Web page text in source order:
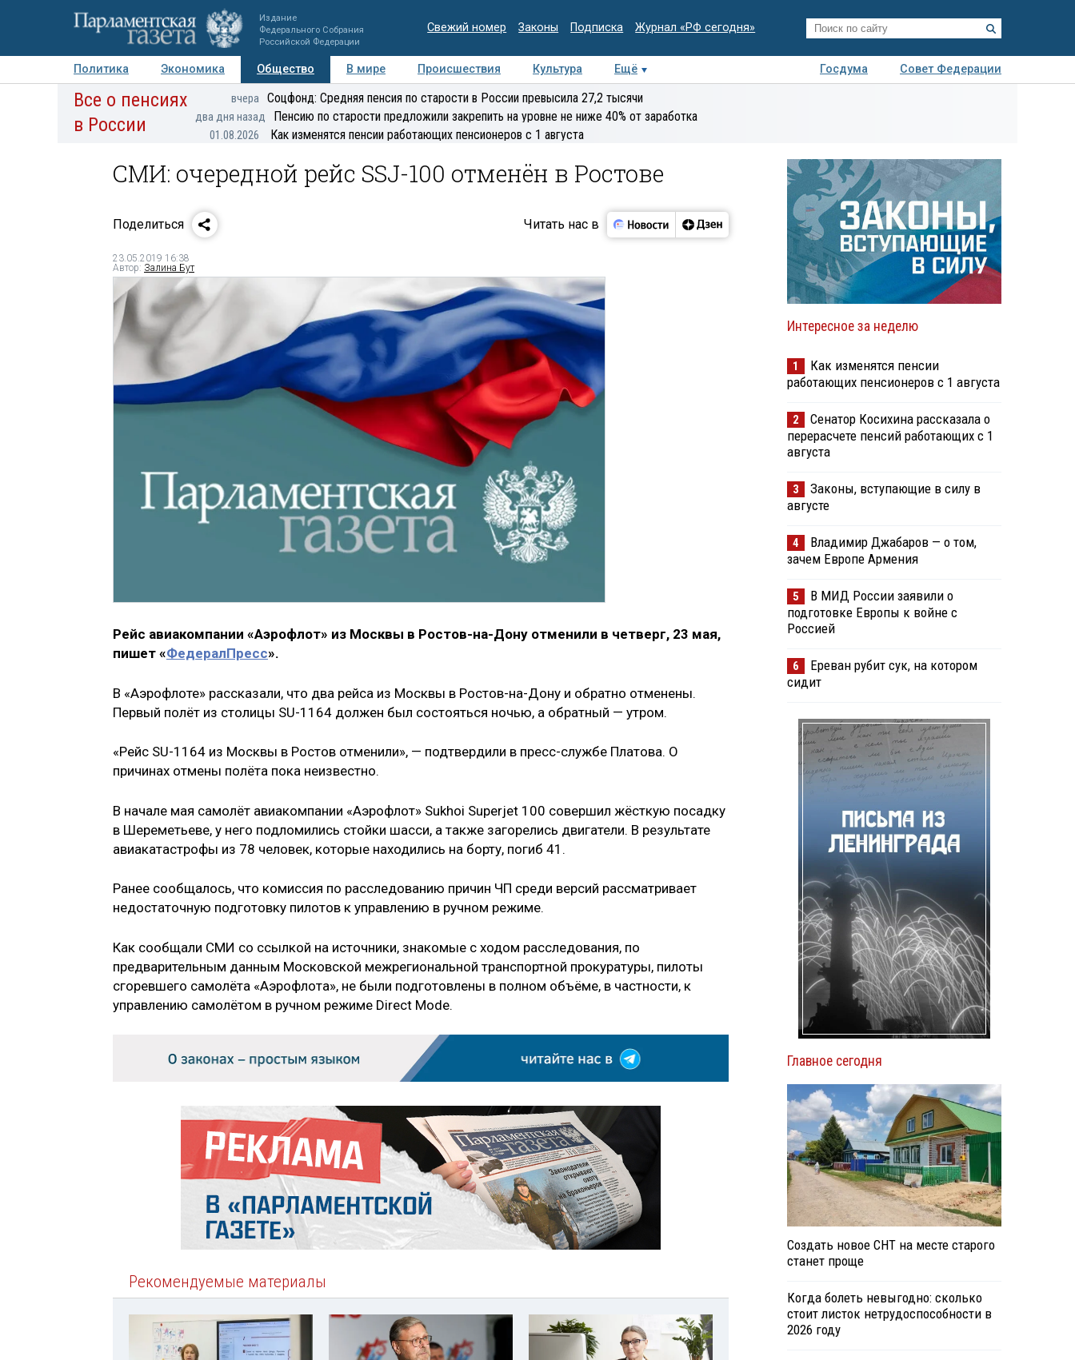
Издание
Федерального Собрания
Российской Федерации
Свежий номер Законы Подписка Журнал «РФ сегодня»
Политика Экономика Общество В мире Происшествия Культура Ещё Госдума
Совет Федерации
Авторы Персоны Мнения Регионы Медиацентр Интервью Колумнисты
экспертиза
Все о пенсиях
в России
вчера Соцфонд: Средняя пенсия по старости в России превысила 27,2 тысячи
два дня назад Пенсию по старости предложили закрепить на уровне не ниже 40% от заработка
01.08.2026 Как изменятся пенсии работающих пенсионеров с 1 августа
СМИ: очередной рейс SSJ-100 отменён в Ростове
Поделиться Читать нас в
23.05.2019 16:38
Автор: Залина Бут
Рейс авиакомпании «Аэрофлот» из Москвы в Ростов-на-Дону отменили в четверг, 23 мая,
пишет «ФедералПресс».
В «Аэрофлоте» рассказали, что два рейса из Москвы в Ростов-на-Дону и обратно отменены.
Первый полёт из столицы SU-1164 должен был состояться ночью, а обратный — утром.
«Рейс SU-1164 из Москвы в Ростов отменили», — подтвердили в пресс-службе Платова. О
причинах отмены полёта пока неизвестно.
В начале мая самолёт авиакомпании «Аэрофлот» Sukhoi Superjet 100 совершил жёсткую посадку
в Шереметьеве, у него подломились стойки шасси, а также загорелись двигатели. В результате
авиакатастрофы из 78 человек, которые находились на борту, погиб 41.
Ранее сообщалось, что комиссия по расследованию причин ЧП среди версий рассматривает
недостаточную подготовку пилотов к управлению в ручном режиме.
Как сообщали СМИ со ссылкой на источники, знакомые с ходом расследования, по
предварительным данным Московской межрегиональной транспортной прокуратуры, пилоты
сгоревшего самолёта «Аэрофлота», не были подготовлены в полном объёме, в частности, к
управлению самолётом в ручном режиме Direct Mode.
Рекомендуемые материалы
Интересное за неделю
1
Как изменятся пенсии
работающих пенсионеров с 1 августа
2
Сенатор Косихина рассказала о
перерасчете пенсий работающих с 1
августа
3
Законы, вступающие в силу в
августе
4
Владимир Джабаров — о том,
зачем Европе Армения
5
В МИД России заявили о
подготовке Европы к войне с
Россией
6
Ереван рубит сук, на котором
сидит
Главное сегодня
Создать новое СНТ на месте старого
станет проще
Когда болеть невыгодно: сколько
стоит листок нетрудоспособности в
2026 году